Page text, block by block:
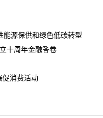
源保供和绿色低碳转型
十周年金融答卷
促消费活动